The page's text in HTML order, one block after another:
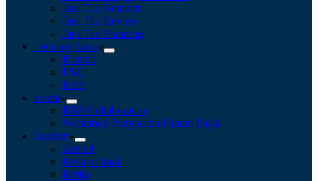
Jasa Tax Retainer
Jasa Tax Review
Jasa Tax Planning
Tentang Kami
Kontak
FAQ
Karir
Event
BBF Collaboration
Workshop Pengusaha Paham Pajak
Sumber
Artikel
Belajar Pajak
Berita